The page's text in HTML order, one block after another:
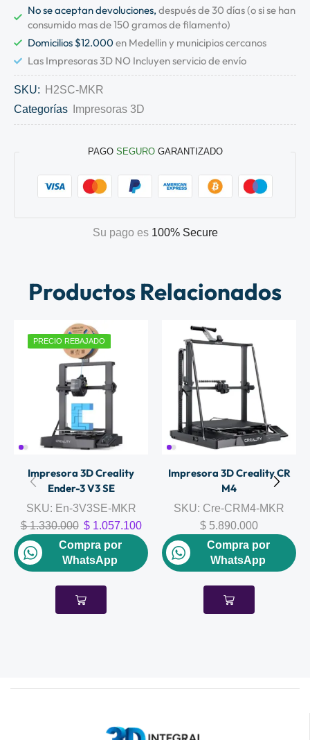
No se aceptan devoluciones, después de 30 días (o si se han
consumido mas de 150 gramos de filamento)
Domicilios $12.000en Medellin y municipios cercanos
Las Impresoras 3D NO Incluyen servicio de envío
SKU:
H2SC-MKR
Categorías
Impresoras 3D
PAGO SEGUROGARANTIZADO
Su pago es 100% Secure
Productos Relacionados
PRECIO REBAJADO
Impresora 3D Creality
Ender-3 V3 SE
SKU: En-3V3SE-MKR
$1.330.000 $1.057.100
Compra por
WhatsApp
Impresora 3D Creality CR
M4
SKU: Cre-CRM4-MKR
$ 5.890.000
Compra por
WhatsApp